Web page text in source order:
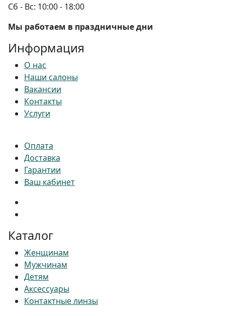
Сб - Вс: 10:00 - 18:00
Мы работаем в праздничные дни
Информация
О нас
Наши салоны
Вакансии
Контакты
Услуги
Оплата
Доставка
Гарантии
Ваш кабинет
Каталог
Женщинам
Мужчинам
Детям
Аксессуары
Контактные линзы